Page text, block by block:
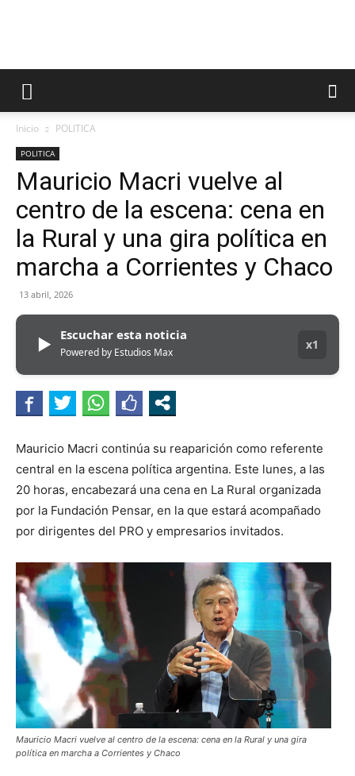
Inicio POLITICA
POLITICA
Mauricio Macri vuelve al
centro de la escena: cena en
la Rural y una gira política en
marcha a Corrientes y Chaco
13 abril, 2026
▶ Escuchar esta noticia
Powered by Estudios Max
x1
Mauricio Macri continúa su reaparición como referente
central en la escena política argentina. Este lunes, a las
20 horas, encabezará una cena en La Rural organizada
por la Fundación Pensar, en la que estará acompañado
por dirigentes del PRO y empresarios invitados.
Mauricio Macri vuelve al centro de la escena: cena en la Rural y una gira
política en marcha a Corrientes y Chaco